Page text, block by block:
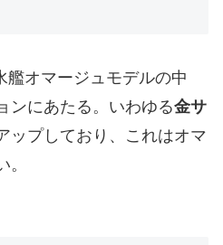
艦オマージュモデルの中
ンにあたる。いわゆる金サ
ップしており、これはオマ